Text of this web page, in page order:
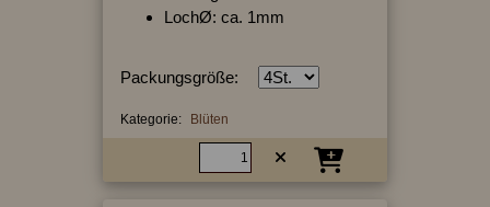
LochØ: ca. 1mm
Packungsgröße:
Kategorie: Blüten